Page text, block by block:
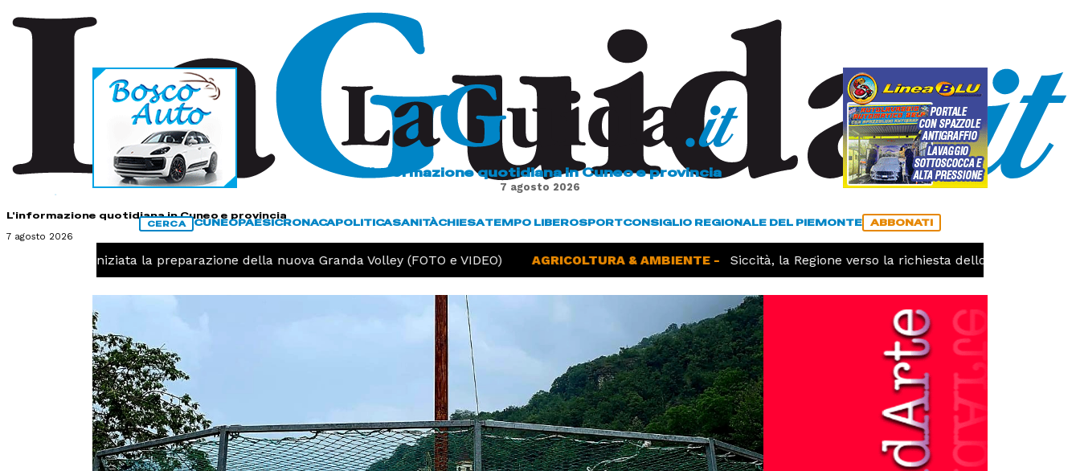
L'informazione quotidiana in Cuneo e provincia
7 agosto 2026
L'informazione quotidiana in Cuneo e provincia
7 agosto 2026
CERCA CUNEOPAESICRONACAPOLITICASANITÀCHIESATEMPO LIBEROSPORTCONSIGLIO REGIONALE DEL PIEMONTE ABBONATI
iniziata la preparazione della nuova Granda Volley (FOTO e VIDEO) AGRICOLTURA & AMBIENTE - Siccità, la Regione verso la richiesta dello stato di calamità